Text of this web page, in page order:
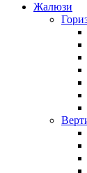
Жалюзи